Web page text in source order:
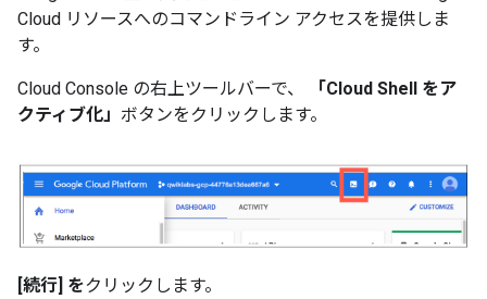
Cloud リソースへのコマンドライン アクセスを提供しま
す。
Cloud Console の右上ツールバーで、
「Cloud Shell をア
クティブ化」 ボタンをクリックします。
[続行] をクリックします。